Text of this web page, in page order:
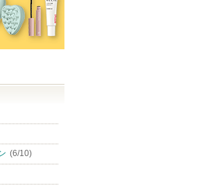
(6/10)